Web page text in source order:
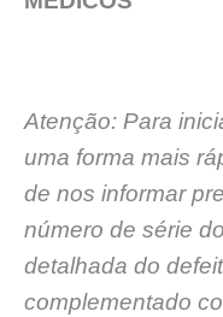
Atenção: Para
uma forma mais
de nos informar
número de série
detalhada do
complementado